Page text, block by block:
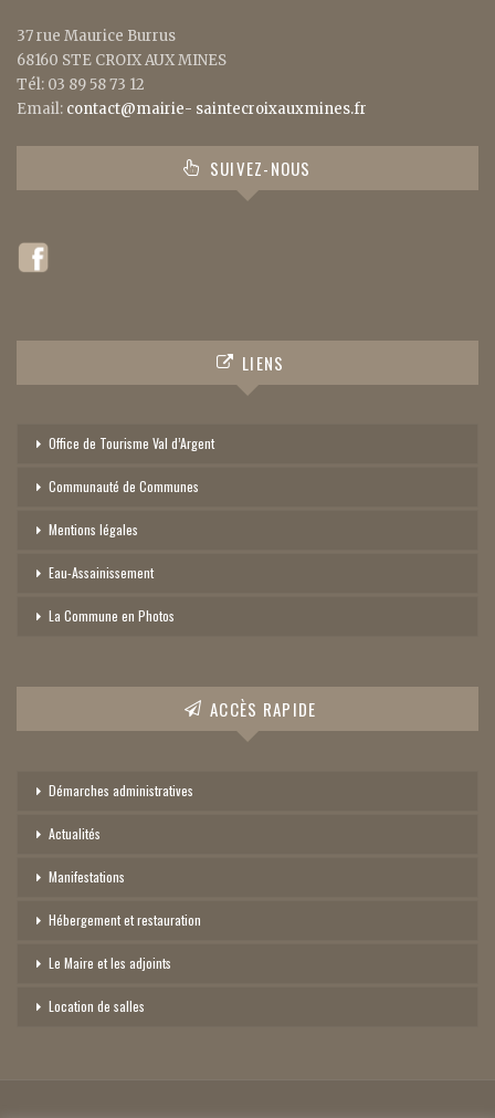
37 rue Maurice Burrus
68160 STE CROIX AUX MINES
Tél: 03 89 58 73 12
Email: contact@mairie- saintecroixauxmines.fr
SUIVEZ-NOUS
LIENS
Office de Tourisme Val d’Argent
Communauté de Communes
Mentions légales
Eau-Assainissement
La Commune en Photos
ACCÈS RAPIDE
Démarches administratives
Actualités
Manifestations
Hébergement et restauration
Le Maire et les adjoints
Location de salles